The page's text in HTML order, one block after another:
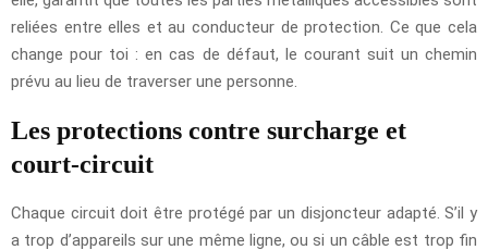
reliées entre elles et au conducteur de protection. Ce que cela
change pour toi : en cas de défaut, le courant suit un chemin
prévu au lieu de traverser une personne.
Les protections contre surcharge et
court-circuit
Chaque circuit doit être protégé par un disjoncteur adapté. S’il y
a trop d’appareils sur une même ligne, ou si un câble est trop fin